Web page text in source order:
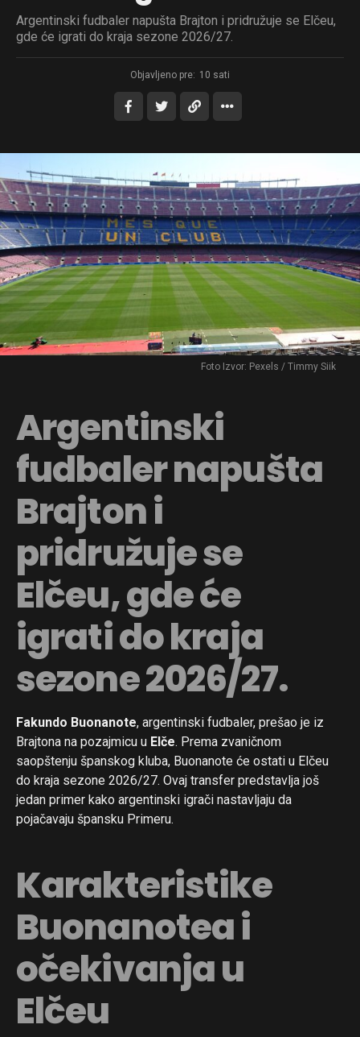
Argentinski fudbaler napušta Brajton i pridružuje se Elčeu,
gde će igrati do kraja sezone 2026/27.
Objavljeno pre: 10 sati
Foto Izvor: Pexels / Timmy Siik
Argentinski
fudbaler napušta
Brajton i
pridružuje se
Elčeu, gde će
igrati do kraja
sezone 2026/27.
Fakundo Buonanote, argentinski fudbaler, prešao je iz
Brajtona na pozajmicu u Elče. Prema zvaničnom
saopštenju španskog kluba, Buonanote će ostati u Elčeu
do kraja sezone 2026/27. Ovaj transfer predstavlja još
jedan primer kako argentinski igrači nastavljaju da
pojačavaju špansku Primeru.
Karakteristike
Buonanotea i
očekivanja u
Elčeu